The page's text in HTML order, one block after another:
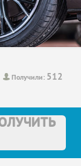
Получили: 512